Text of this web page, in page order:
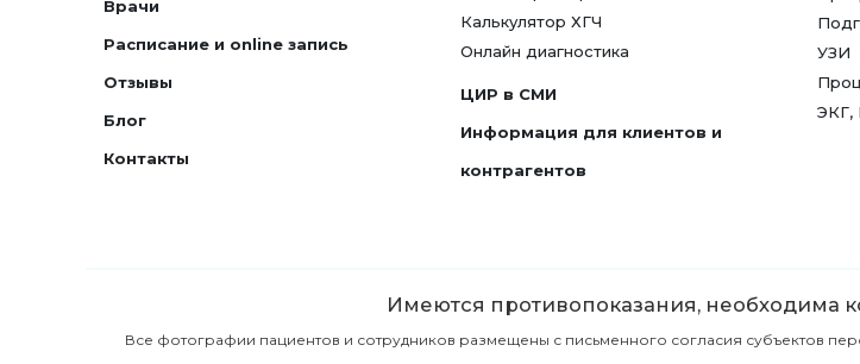
Врачи
Расписание и online запись
Отзывы
Блог
Контакты
Калькулятор ХГЧ
Онлайн диагностика
ЦИР в СМИ
Информация для клиентов и
контрагентов
УЗИ
ЭКГ,
Имеются противопоказания, необходима
Все фотографии пациентов и сотрудников размещены с письменного согласия субъектов